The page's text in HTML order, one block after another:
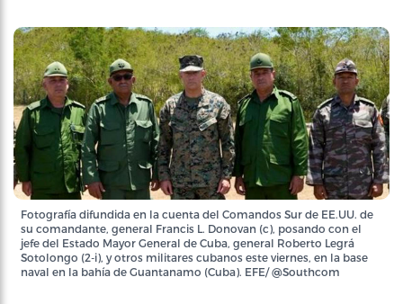
Fotografía difundida en la cuenta del Comandos Sur de EE.UU. de
su comandante, general Francis L. Donovan (c), posando con el
jefe del Estado Mayor General de Cuba, general Roberto Legrá
Sotolongo (2-i), y otros militares cubanos este viernes, en la base
naval en la bahía de Guantanamo (Cuba). EFE/ @Southcom